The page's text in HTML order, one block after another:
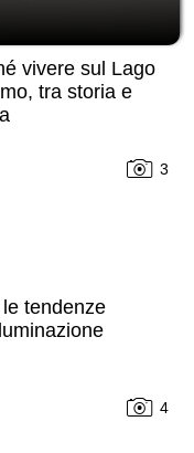
vivere sul Lago
tra storia e
3
tendenze
4